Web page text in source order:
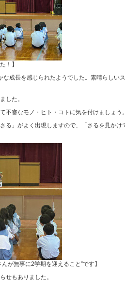
！】
成長を感じられたようでした。素晴らしい
した。
不審なモノ・ヒト・コトに気を付けましょう。
る」がよく出現しますので、「さるを見かけ
が無事に2学期を迎えること”です】
せもありました。